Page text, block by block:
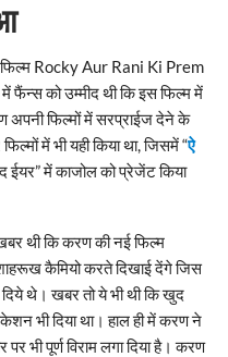
Rocky Aur Rani Ki Prem
फैंन्स को उम्मीद थी कि इस फिल्म में
अपनी फिल्मों में सरप्राईज देने के
में भी यही किया था, जिसमें “ऐ
में काजोल को प्रेजेंट किया
थी कि करण की नई फिल्म
कैमियो करते दिखाई देंगे जिस
थे। खबर तो ये भी थी कि खुद
भी दिया था। हाल ही में करण ने
भी पूर्ण विराम लगा दिया है। करण